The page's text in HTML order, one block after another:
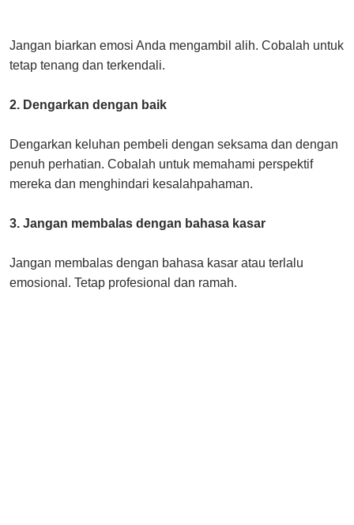
Jangan biarkan emosi Anda mengambil alih. Cobalah untuk
tetap tenang dan terkendali.
2. Dengarkan dengan baik
Dengarkan keluhan pembeli dengan seksama dan dengan
penuh perhatian. Cobalah untuk memahami perspektif
mereka dan menghindari kesalahpahaman.
3. Jangan membalas dengan bahasa kasar
Jangan membalas dengan bahasa kasar atau terlalu
emosional. Tetap profesional dan ramah.